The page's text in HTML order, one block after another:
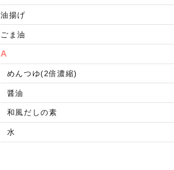
油揚げ
ごま油
A
めんつゆ(2倍濃縮)
醤油
和風だしの素
水